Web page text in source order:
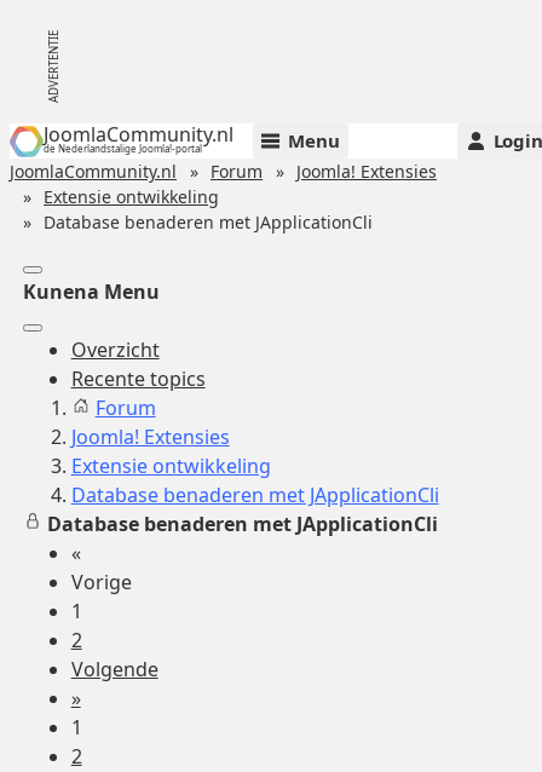
JoomlaCommunity.nl
de Nederlandstalige Joomla!-portal Menu Login
JoomlaCommunity.nl Forum
Joomla! Extensies
Extensie ontwikkeling
Database benaderen met JApplicationCli
Kunena Menu
Overzicht
Recente topics
Forum
Joomla! Extensies
Extensie ontwikkeling
Database benaderen met JApplicationCli
Database benaderen met JApplicationCli
«
Vorige
1
2
Volgende
»
1
2